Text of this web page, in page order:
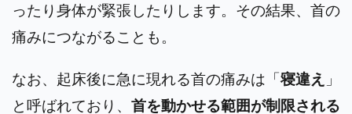
ったり身体が緊張したりします。その結果、首の
痛みにつながることも。
なお、起床後に急に現れる首の痛みは「寝違え 」
と呼ばれており、 首を動かせる範囲が制限される